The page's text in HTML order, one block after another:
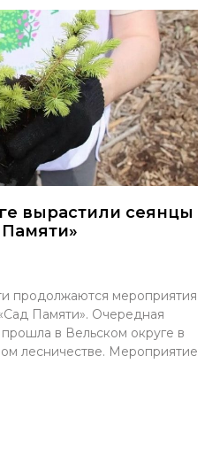
вырастили сеянцы
продолжаются мероприятия
Памяти». Очередная
в Вельском округе в
лесничестве. Мероприятие